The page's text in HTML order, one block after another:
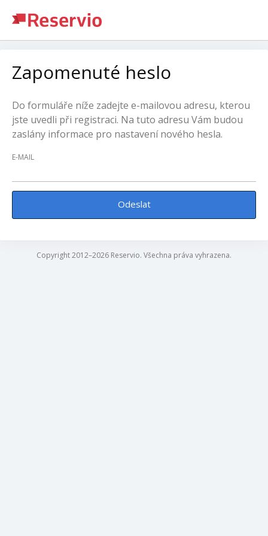
Zapomenuté heslo
Do formuláře níže zadejte e-mailovou adresu, kterou
jste uvedli při registraci. Na tuto adresu Vám budou
zaslány informace pro nastavení nového hesla.
E-MAIL
Odeslat
Copyright 2012–2026 Reservio. Všechna práva vyhrazena.